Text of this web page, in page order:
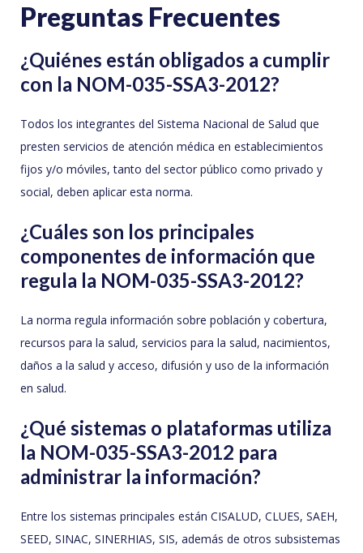
Preguntas Frecuentes
¿Quiénes están obligados a cumplir
con la NOM-035-SSA3-2012?
Todos los integrantes del Sistema Nacional de Salud que
presten servicios de atención médica en establecimientos
fijos y/o móviles, tanto del sector público como privado y
social, deben aplicar esta norma.
¿Cuáles son los principales
componentes de información que
regula la NOM-035-SSA3-2012?
La norma regula información sobre población y cobertura,
recursos para la salud, servicios para la salud, nacimientos,
daños a la salud y acceso, difusión y uso de la información
en salud.
¿Qué sistemas o plataformas utiliza
la NOM-035-SSA3-2012 para
administrar la información?
Entre los sistemas principales están CISALUD, CLUES, SAEH,
SEED, SINAC, SINERHIAS, SIS, además de otros subsistemas